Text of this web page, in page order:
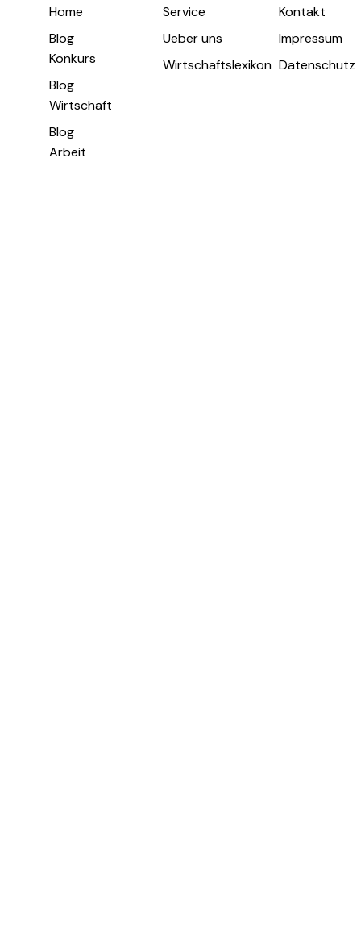
Home
Blog
Konkurs
Blog
Wirtschaft
Blog
Arbeit
Service
Ueber uns
Wirtschaftslexikon
Kontakt
Impressum
Datenschutz